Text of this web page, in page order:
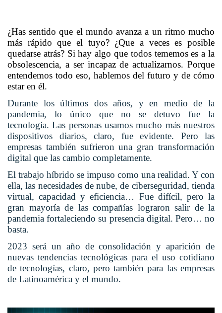
¿Has sentido que el mundo avanza a un ritmo mucho
más rápido que el tuyo? ¿Que a veces es posible
quedarse atrás? Si hay algo que todos tememos es a la
obsolescencia, a ser incapaz de actualizarnos. Porque
entendemos todo eso, hablemos del futuro y de cómo
estar en él.
Durante los últimos dos años, y en medio de la
pandemia, lo único que no se detuvo fue la
tecnología. Las personas usamos mucho más nuestros
dispositivos diarios, claro, fue evidente. Pero las
empresas también sufrieron una gran transformación
digital que las cambio completamente.
El trabajo híbrido se impuso como una realidad. Y con
ella, las necesidades de nube, de ciberseguridad, tienda
virtual, capacidad y eficiencia… Fue difícil, pero la
gran mayoría de las compañías lograron salir de la
pandemia fortaleciendo su presencia digital. Pero… no
basta.
2023 será un año de consolidación y aparición de
nuevas tendencias tecnológicas para el uso cotidiano
de tecnologías, claro, pero también para las empresas
de Latinoamérica y el mundo.